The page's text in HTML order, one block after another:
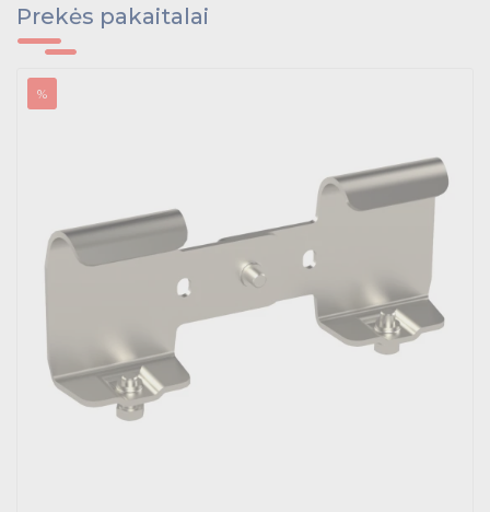
Tvirtinimo medžiagos, instaliacijos jungtys
Prekės pakaitalai
%